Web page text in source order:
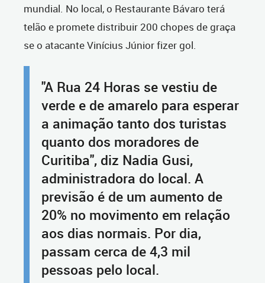
mundial. No local, o Restaurante Bávaro terá
telão e promete distribuir 200 chopes de graça
se o atacante Vinícius Júnior fizer gol.
"A Rua 24 Horas se vestiu de
verde e de amarelo para esperar
a animação tanto dos turistas
quanto dos moradores de
Curitiba", diz Nadia Gusi,
administradora do local. A
previsão é de um aumento de
20% no movimento em relação
aos dias normais. Por dia,
passam cerca de 4,3 mil
pessoas pelo local.